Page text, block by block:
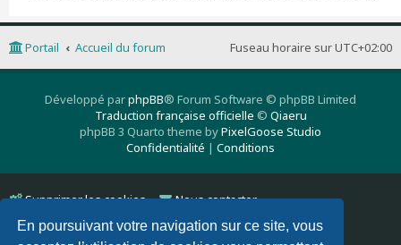
En poursuivant votre navigation sur ce site, vous
Fuseau horaire surUTC+02:00
Portail Accueil du forum
Développé parphpBB® Forum Software © phpBB Limited
Traduction française officielle © Qiaeru
phpBB 3 Quarto theme byPixelGoose Studio
Confidentialité | Conditions
Supprimer les cookies Nous contacter